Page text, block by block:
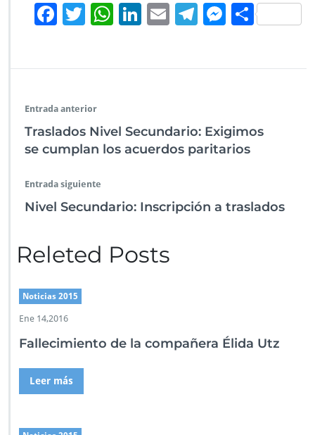
F
o
o
k
T
W
p
p
Li
n
E
Te M
er
C
tir
Entrada anterior
Traslados Nivel Secundario: Exigimos
se cumplan los acuerdos paritarios
Entrada siguiente
Nivel Secundario: Inscripción a traslados
Releted Posts
Noticias 2015
Ene 14,2016
Fallecimiento de la compañera Élida Utz
Leer más